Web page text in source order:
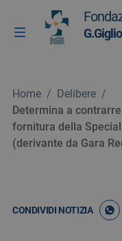
Vai ai contenuti
Vai al menu di
Vai al footer
Attiva / disattiva
Home / Delibere /
Determina a
fornitura della
(derivante da Gara
CONDIVIDI NOTIZIA